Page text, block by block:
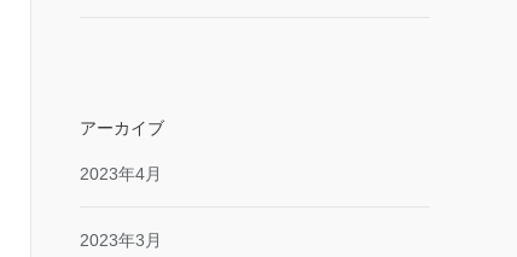
アーカイブ
2023年4月
2023年3月